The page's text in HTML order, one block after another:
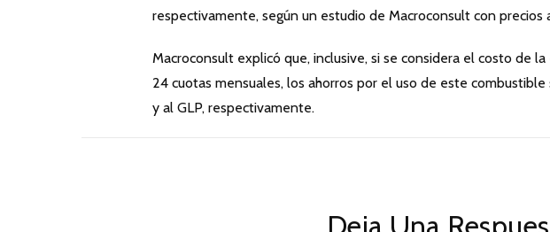
respectivamente, según un estudio de Macroconsult con precios
Macroconsult explicó que, inclusive, si se considera el costo de la
24 cuotas mensuales, los ahorros por el uso de este
y al GLP, respectivamente.
Deja Una